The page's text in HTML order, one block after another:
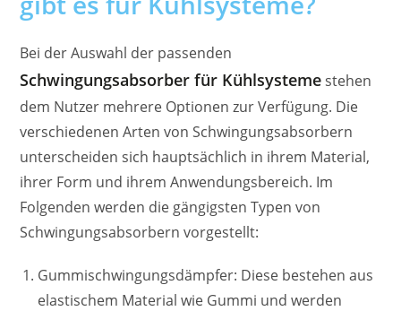
Bei der Auswahl der passenden
Schwingungsabsorber für Kühlsystemestehen
dem Nutzer mehrere Optionen zur Verfügung. Die
verschiedenen Arten von Schwingungsabsorbern
unterscheiden sich hauptsächlich in ihrem Material,
ihrer Form und ihrem Anwendungsbereich. Im
Folgenden werden die gängigsten Typen von
Schwingungsabsorbern vorgestellt:
Gummischwingungsdämpfer: Diese bestehen aus
elastischem Material wie Gummi und werden